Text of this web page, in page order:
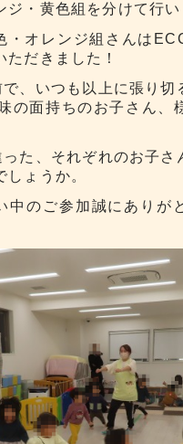
ジ・黄色組を分けて行
・オレンジ組さんは
だきました！
、いつも以上に張り切
の面持ちのお子さん、
た、それぞれのお子さ
ょうか。
中のご参加誠にありが